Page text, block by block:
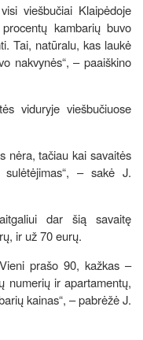
viešbučiai Klaipėdoje
kambarių buvo
Tai, natūralu, kas laukė
nakvynės“, – paaiškino
viduryje viešbučiuose
nėra, tačiau kai savaitės
– sakė J.
dar šią savaitę
ir už 70 eurų.
prašo 90, kažkas –
numerių ir apartamentų,
kainas“, – pabrėžė J.